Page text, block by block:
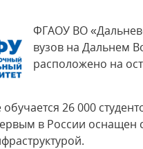
ФГАОУ ВО
вузов на Дальнем
расположено на
обучается 26 000
в России оснащен